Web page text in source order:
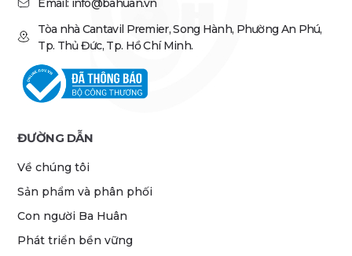
Email: info@bahuan.vn
Tòa nhà Cantavil Premier, Song Hành, Phường An Phú,
Tp. Thủ Đức, Tp. Hồ Chí Minh.
ĐƯỜNG DẪN
Về chúng tôi
Sản phẩm và phân phối
Con người Ba Huân
Phát triển bền vững